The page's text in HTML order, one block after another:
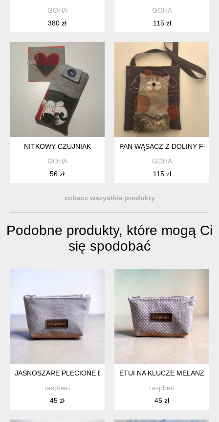
GOHA
380 zł
GOHA
115 zł
NITKOWY CZUJNIAK
GOHA
56 zł
PAN WĄSACZ Z DOLINY
GOHA
115 zł
zobacz wszystkie produkty
Podobne produkty, które mogą Ci
się spodobać
JASNOSZARE PLECIONE ETUI NA KLUCZE
raspberi
45 zł
ETUI NA KLUCZE MELANŻ
raspberi
45 zł